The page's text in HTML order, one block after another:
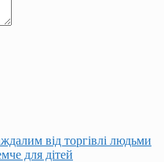
від торгівлі людьми
для дітей